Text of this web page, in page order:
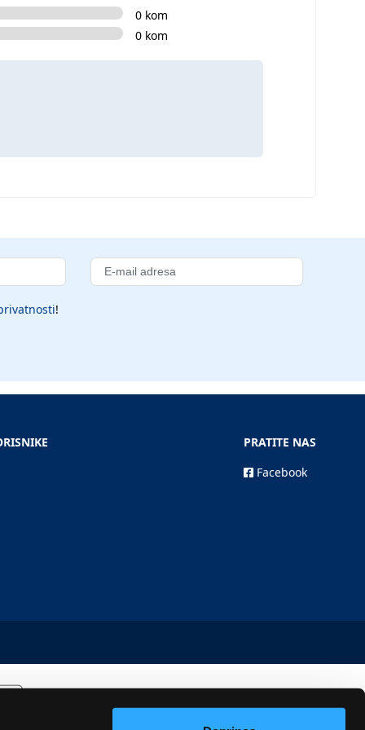
0 kom
0 kom
!
PRATITE NAS
Facebook